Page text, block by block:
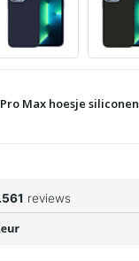
Max hoesje siliconen